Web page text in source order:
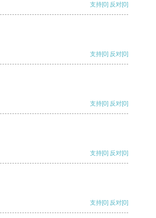
支持[0] 反对[0]
支持[0] 反对[0]
支持[0] 反对[0]
支持[0] 反对[0]
支持[0] 反对[0]